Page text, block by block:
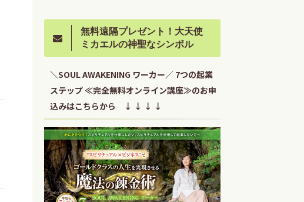
無料遠隔プレゼント！大天使
ミカエルの神聖なシンボル
＼SOUL AWAKENING ワーカー／ 7つの起業
ステップ ≪完全無料オンライン講座≫のお申
込みはこちらから ↓ ↓ ↓ ↓